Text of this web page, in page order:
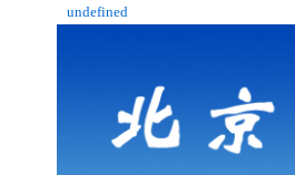
undefined